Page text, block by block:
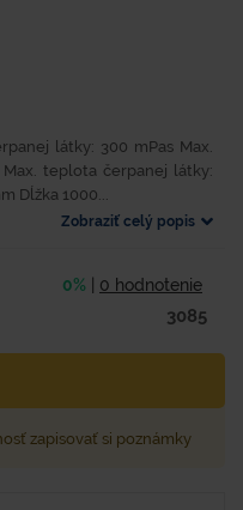
látky: 300 mPas Max.
teplota čerpanej látky:
Dĺžka 1000...
Zobraziť celý popis
0% 0 hodnotenie
3085
zapisovať si poznámky